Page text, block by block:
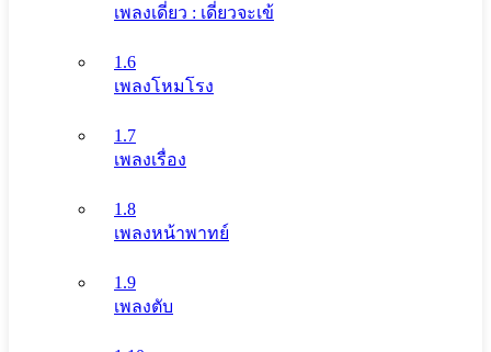
เพลงเดี่ยว : เดี่ยวจะเข้
1.6
เพลงโหมโรง
1.7
เพลงเรื่อง
1.8
เพลงหน้าพาทย์
1.9
เพลงตับ